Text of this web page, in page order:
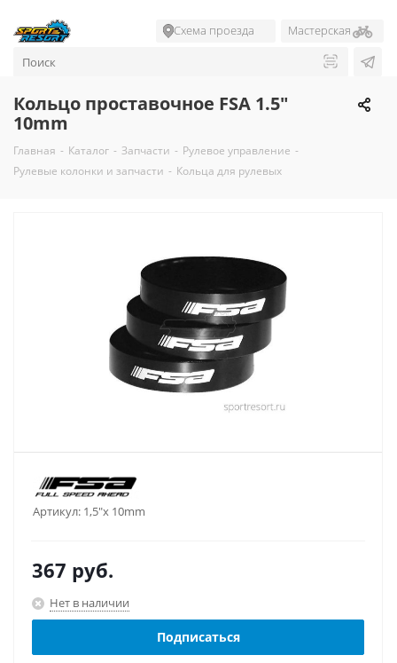
Схема проезда Мастерская
Кольцо проставочное FSA 1.5"
10mm
Главная - Каталог - Запчасти - Рулевое управление -
Рулевые колонки и запчасти - Кольца для рулевых
Артикул: 1,5"х 10mm
367 руб.
Нет в наличии
Подписаться